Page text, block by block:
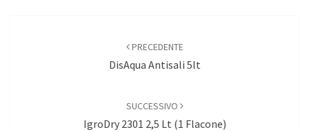
PRECEDENTE
DisAqua Antisali 5lt
SUCCESSIVO
IgroDry 2301 2,5 Lt (1 Flacone)